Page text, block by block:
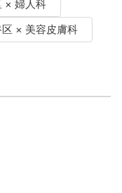
× 婦人科
× 美容皮膚科